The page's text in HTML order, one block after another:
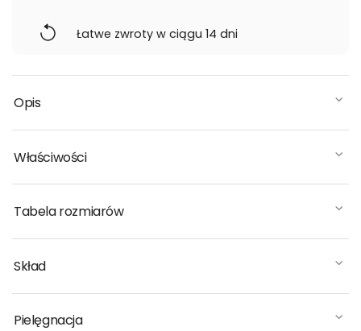
Łatwe zwroty w ciągu 14 dni
Opis
Właściwości
Tabela rozmiarów
Skład
Pielęgnacja